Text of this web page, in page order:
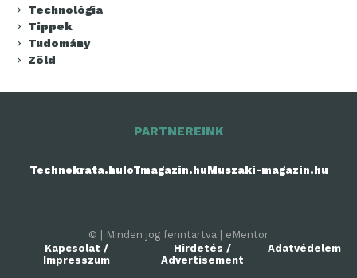
Technológia
Tippek
Tudomány
Zöld
PARTNEREINK
Technokrata.huIoTmagazin.huMuszaki-magazin.hu
© | Minden jog fenntartva | eMentor
Kapcsolat /
Impresszum
Hirdetés /
Advertisement
Adatvédelem